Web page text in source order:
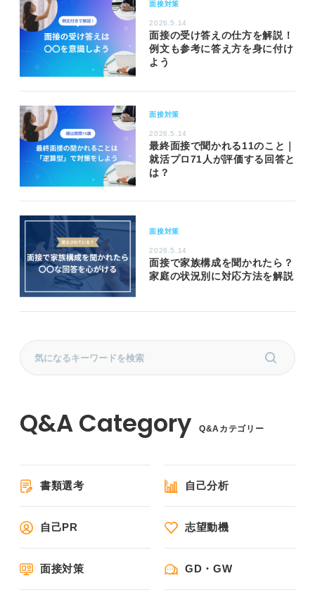
面接対策
2026.5.14
面接の受け答えの仕方を解説！
例文も参考に答え方を身に付け
よう
面接対策
2026.5.14
最終面接で聞かれる11のこと｜
就活プロ71人が評価する回答と
は？
面接対策
2026.5.14
面接で家族構成を聞かれたら？
家庭の状況別に対応方法を解説
Q&Aカテゴリー
書類選考 自己分析
自己PR 志望動機
面接対策 GD・GW